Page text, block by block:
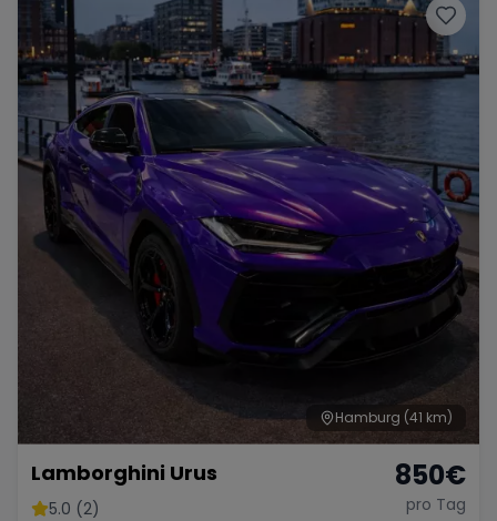
Hamburg (41 km)
Lamborghini Urus
5.0 (2)
850€
pro Tag